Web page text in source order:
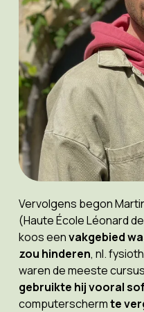
Vervolgens begon
(Haute École Léonard
koos eenvakgebied
zou hinderen, nl.
waren de meeste
gebruikte hij vooral
computerschermte